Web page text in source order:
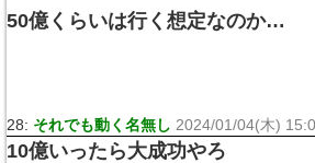
50億くらいは行く想定なのか…
28: それでも動く名無し 2024/01/04(木)
10億いったら大成功やろ